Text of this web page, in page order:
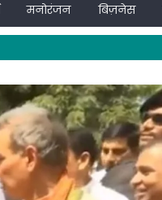
मनोरंजन बिज़नेस